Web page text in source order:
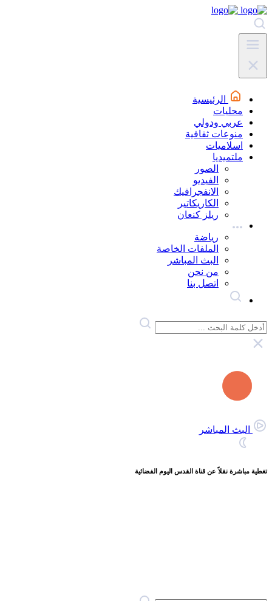
الرئيسية
محليات
عربي ودولي
منوعات ثقافية
اسلاميات
ملتميديا
الصور
الفيديو
الانفجرافيك
الكاريكاتير
ريلز كنعان
رياضة
الملفات الخاصة
البث المباشر
من نحن
اتصل بنا
البث المباشر
تغطية مباشرة نقلاً عن قناة القدس اليوم الفضائية